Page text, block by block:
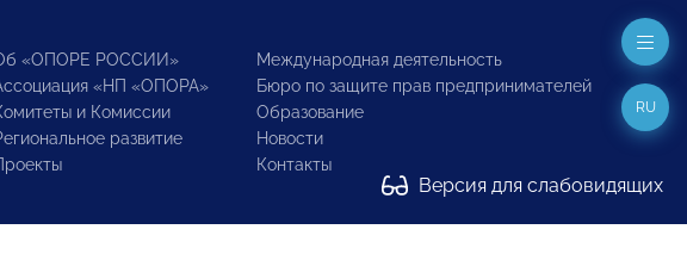
«ОПОРЕ РОССИИ»
«НП «ОПОРА»
и Комиссии
развитие
Международная деятельность
Бюро по защите прав предпринимателей
Образование
Новости
Контакты
Версия для слабовидящих
RU